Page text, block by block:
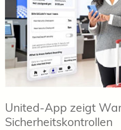
United-App zeigt
Sicherheitskontrollen